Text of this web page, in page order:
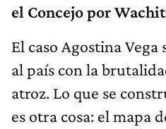
el Concejo por
El caso Agostina
al país con la
atroz. Lo que se
es otra cosa: el mapa